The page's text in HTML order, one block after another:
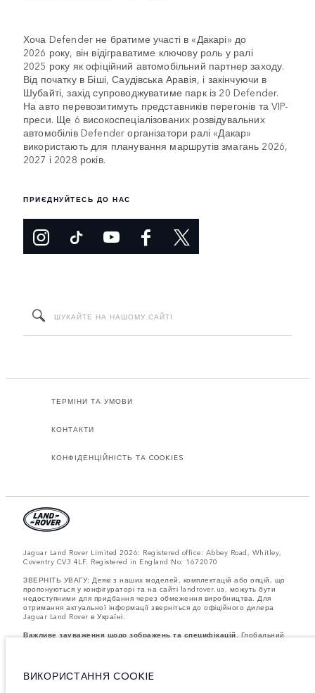
Хоча Defender не братиме участі в «Дакарі» до
2026 року, він відіграватиме ключову роль у ралі
2025 року як офіційний автомобільний партнер заходу.
Від початку в Біші, Саудівська Аравія, і закінчуючи в
Шубайті, захід супроводжуватиме парк із 20 Defender.
На авто перевозитимуть представників перегонів та VIP-
преси. Ще 6 високоспеціалізованих розвідувальних
автомобілів Defender організатори ралі «Дакар»
використають для планування маршрутів змагань 2026,
2027 і 2028 років.
ПРИЄДНУЙТЕСЬ ДО НАС
ТЕРМІНИ ТА УМОВИ
КОНТАКТИ
КОНФІДЕНЦІЙНІСТЬ ТА COOKIES
Jaguar Land Rover Limited 2026: Registered office: Abbey Road, Whitley,
Coventry CV3 4LF. Registered in England No: 1672070
ЗВЕРНІТЬ УВАГУ: Деякі з наших моделей, комплектацій або опцій, що
пропонуються у конфігураторі та на сайті landrover.ua, можуть бути
недоступними для придбання через обмеження виробництва. Для
отримання актуальної інформації зверніться до офіційного дилера
Jaguar Land Rover в Україні.
Важливе зауваження щодо зображень та специфікацій.Глобальний
використовуються на вебсайті, можуть не повністю відображати
поточні специфікації, опції, варіанти оздоблення та кольорові рішення.
ВИКОРИСТАННЯ COOKIE